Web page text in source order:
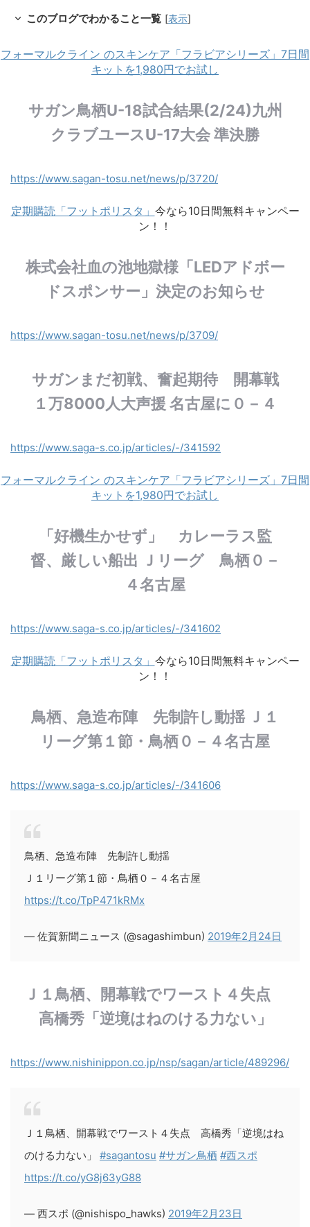
このブログでわかること一覧 [表示]
フォーマルクライン のスキンケア「フラビアシリーズ」7日間
キットを1,980円でお試し
サガン鳥栖U-18試合結果(2/24)九州
クラブユースU-17大会 準決勝
https://www.sagan-tosu.net/news/p/3720/
定期購読「フットポリスタ」 今なら10日間無料キャンペー
ン！！
株式会社血の池地獄様「LEDアドボー
ドスポンサー」決定のお知らせ
https://www.sagan-tosu.net/news/p/3709/
サガンまだ初戦、奮起期待 開幕戦
１万8000人大声援 名古屋に０－４
https://www.saga-s.co.jp/articles/-/341592
フォーマルクライン のスキンケア「フラビアシリーズ」7日間
キットを1,980円でお試し
「好機生かせず」 カレーラス監
督、厳しい船出 Ｊリーグ 鳥栖０－
４名古屋
https://www.saga-s.co.jp/articles/-/341602
定期購読「フットポリスタ」 今なら10日間無料キャンペー
ン！！
鳥栖、急造布陣 先制許し動揺 Ｊ１
リーグ第１節・鳥栖０－４名古屋
https://www.saga-s.co.jp/articles/-/341606
鳥栖、急造布陣 先制許し動揺
Ｊ１リーグ第１節・鳥栖０－４名古屋
https://t.co/TpP471kRMx
— 佐賀新聞ニュース (@sagashimbun) 2019年2月24日
Ｊ１鳥栖、開幕戦でワースト４失点
高橋秀「逆境はねのける力ない」
https://www.nishinippon.co.jp/nsp/sagan/article/489296/
Ｊ１鳥栖、開幕戦でワースト４失点 高橋秀「逆境はね
のける力ない」 #sagantosu #サガン鳥栖 #西スポ
https://t.co/yG8j63yG88
— 西スポ (@nishispo_hawks) 2019年2月23日